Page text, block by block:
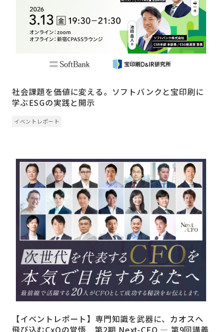
社会課題を価値に変える。ソフトバンクと宝印刷に
学ぶESGの実践と開示
イベントレポート
【イベントレポート】専門知識を武器に、カオスへ
飛び込むCxOの覚悟 第2期 Next-CFO ― 第9回講義